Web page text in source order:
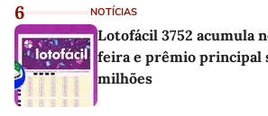
6 NOTÍCIAS
Lotofácil 3752 acumula
feira e prêmio principal
milhões